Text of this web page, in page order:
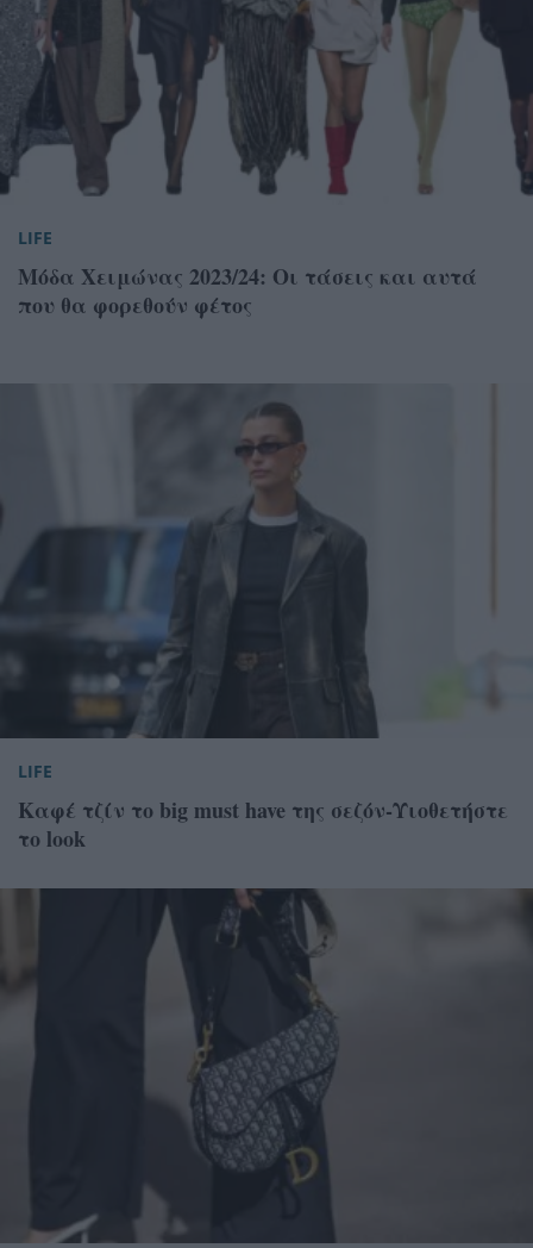
LIFE
Μόδα Χειμώνας 2023/24: Οι τάσεις και αυτά
που θα φορεθούν φέτος
LIFE
Καφέ τζίν το big must have της σεζόν-Υιοθετήστε
το look